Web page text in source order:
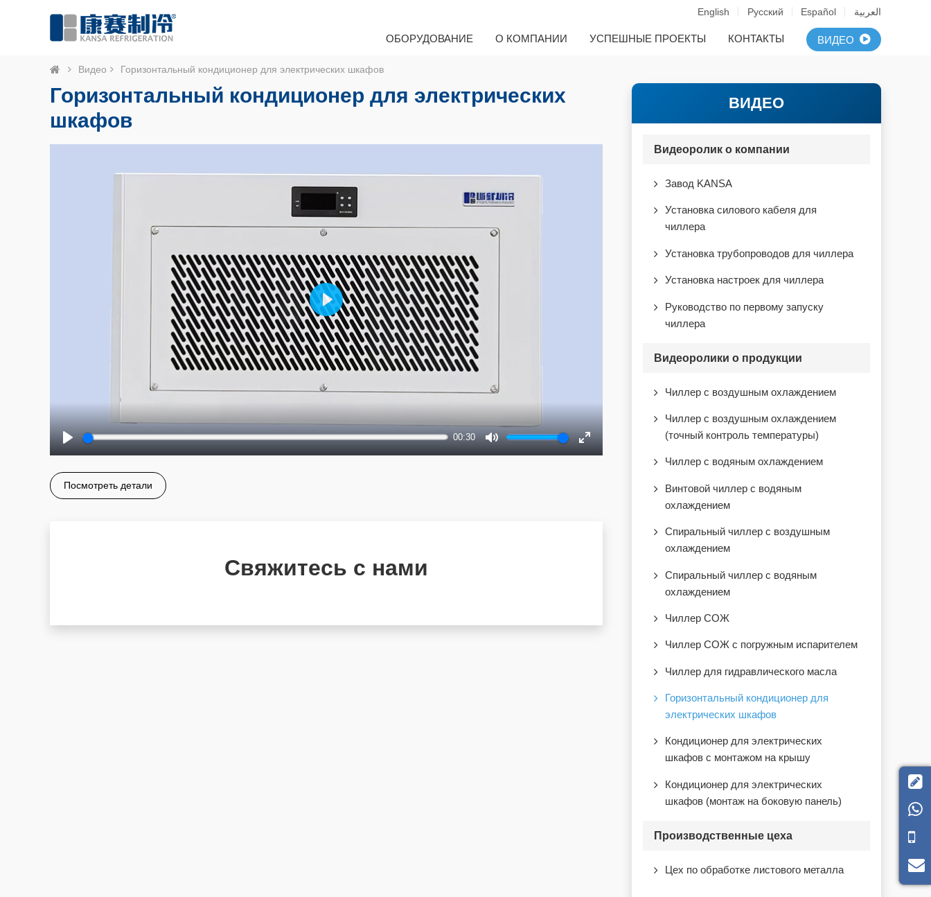
English Русский Español العربية
ОБОРУДОВАНИЕ О КОМПАНИИ УСПЕШНЫЕ ПРОЕКТЫ КОНТАКТЫ ВИДЕО
Видео Горизонтальный кондиционер для электрических шкафов
Горизонтальный кондиционер для электрических
шкафов
00:30
Play
Посмотреть детали
Свяжитесь с нами
ВИДЕО
Видеоролик о компании
Завод KANSA
Установка силового кабеля для
чиллера
Установка трубопроводов для чиллера
Установка настроек для чиллера
Руководство по первому запуску
чиллера
Видеоролики о продукции
Чиллер с воздушным охлаждением
Чиллер с воздушным охлаждением
(точный контроль температуры)
Чиллер с водяным охлаждением
Винтовой чиллер с водяным
охлаждением
Спиральный чиллер с воздушным
охлаждением
Спиральный чиллер с водяным
охлаждением
Чиллер СОЖ
Чиллер СОЖ с погружным испарителем
Чиллер для гидравлического масла
Горизонтальный кондиционер для
электрических шкафов
Кондиционер для электрических
шкафов с монтажом на крышу
Кондиционер для электрических
шкафов (монтаж на боковую панель)
Производственные цеха
Цех по обработке листового металла

